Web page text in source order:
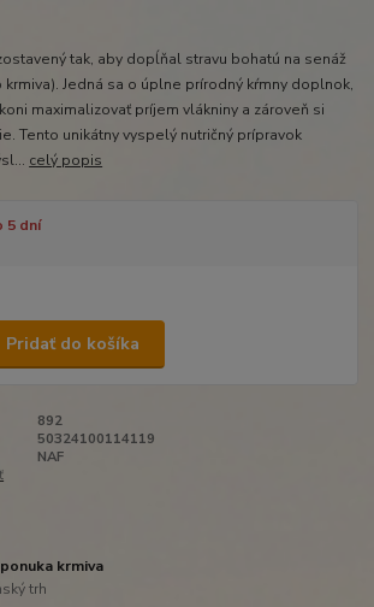
tak, aby dopĺňal stravu bohatú na senáž
Jedná sa o úplne prírodný kŕmny doplnok,
maximalizovať príjem vlákniny a zároveň si
Tento unikátny vyspelý nutričný ​​prípravok
celý popis
5 dní
Pridať do košíka
892
50324100114119
NAF
krmiva
trh